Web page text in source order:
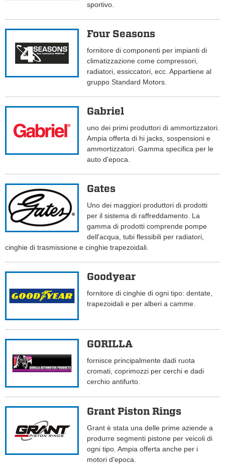
sportivo.
Four Seasons
fornitore di componenti per impianti di
climatizzazione come compressori,
radiatori, essiccatori, ecc. Appartiene al
gruppo Standard Motors.
Gabriel
uno dei primi produttori di ammortizzatori.
Ampia offerta di hi jacks, sospensioni e
ammortizzatori. Gamma specifica per le
auto d'epoca.
Gates
Uno dei maggiori produttori di prodotti
per il sistema di raffreddamento. La
gamma di prodotti comprende pompe
dell'acqua, tubi flessibili per radiatori,
cinghie di trasmissione e cinghie trapezoidali.
Goodyear
fornitore di cinghie di ogni tipo: dentate,
trapezoidali e per alberi a camme.
GORILLA
fornisce principalmente dadi ruota
cromati, coprimozzi per cerchi e dadi
cerchio antifurto.
Grant Piston Rings
Grant è stata una delle prime aziende a
produrre segmenti pistone per veicoli di
ogni tipo. Ampia offerta anche per i
motori d'epoca.